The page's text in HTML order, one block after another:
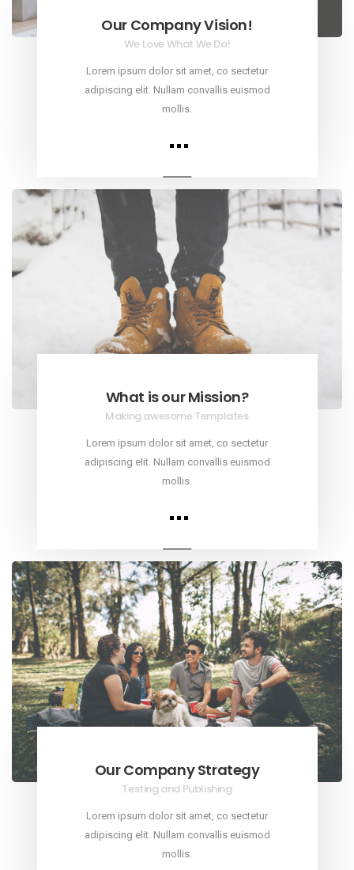
Our Company Vision!
We Love What We Do!
Lorem ipsum dolor sit amet, co sectetur
adipiscing elit. Nullam convallis euismod
mollis.
What is our Mission?
Making awesome Templates
Lorem ipsum dolor sit amet, co sectetur
adipiscing elit. Nullam convallis euismod
mollis.
Our Company Strategy
Testing and Publishing
Lorem ipsum dolor sit amet, co sectetur
adipiscing elit. Nullam convallis euismod
mollis.